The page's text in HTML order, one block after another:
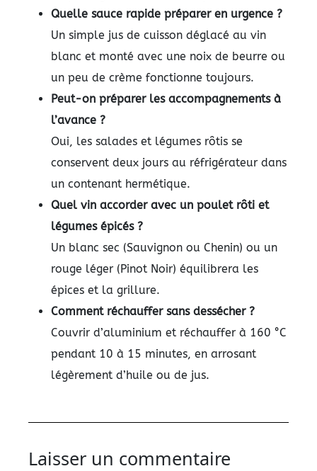
Quelle sauce rapide préparer en urgence ?
Un simple jus de cuisson déglacé au vin
blanc et monté avec une noix de beurre ou
un peu de crème fonctionne toujours.
Peut-on préparer les accompagnements à
l’avance ?
Oui, les salades et légumes rôtis se
conservent deux jours au réfrigérateur dans
un contenant hermétique.
Quel vin accorder avec un poulet rôti et
légumes épicés ?
Un blanc sec (Sauvignon ou Chenin) ou un
rouge léger (Pinot Noir) équilibrera les
épices et la grillure.
Comment réchauffer sans dessécher ?
Couvrir d’aluminium et réchauffer à 160 °C
pendant 10 à 15 minutes, en arrosant
légèrement d’huile ou de jus.
Laisser un commentaire